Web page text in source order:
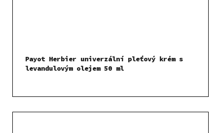
Payot Herbier univerzální pleťový krém s
levandulovým olejem 50 ml